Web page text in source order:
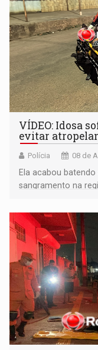
VÍDEO: Idosa
evitar
Polícia 08 de
Ela acabou
sangramento na